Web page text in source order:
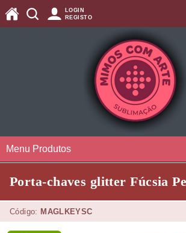
LOGIN
REGISTO
Menu Produtos
Porta-chaves glitter Fúcsia
Código: MAGLKEYSC